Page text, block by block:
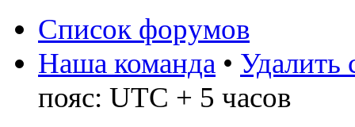
Список форумов
Наша команда • Удалить
пояс: UTC + 5 часов